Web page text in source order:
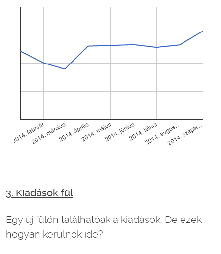
3. Kiadások fül
Egy új fülön találhatóak a kiadások. De ezek
hogyan kerülnek ide?